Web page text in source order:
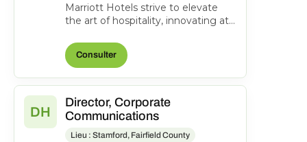
Marriott Hotels strive to elevate
the art of hospitality, innovating at
the comfort o...
Consulter
DH
Director, Corporate
Communications
Lieu : Stamford, Fairfield County